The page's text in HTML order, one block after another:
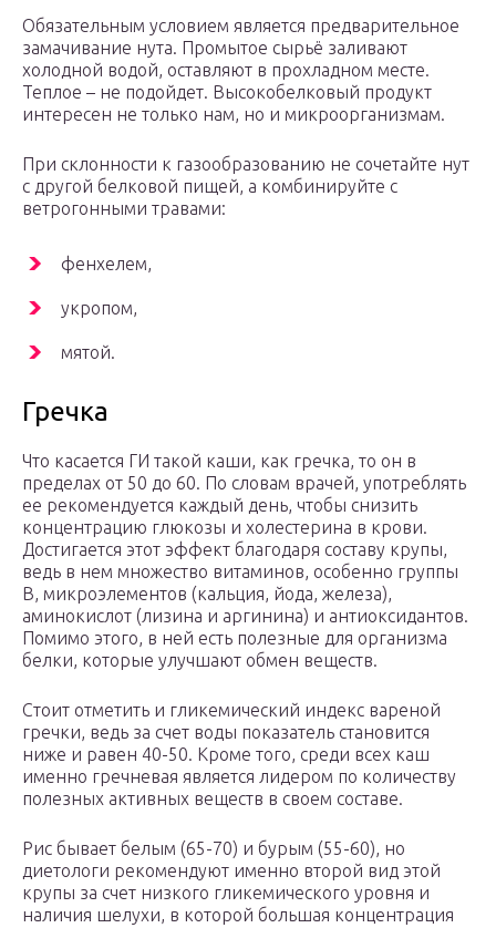
Обязательным условием является предварительное
замачивание нута. Промытое сырьё заливают
холодной водой, оставляют в прохладном месте.
Теплое – не подойдет. Высокобелковый продукт
интересен не только нам, но и микроорганизмам.
При склонности к газообразованию не сочетайте нут
с другой белковой пищей, а комбинируйте с
ветрогонными травами:
фенхелем,
укропом,
мятой.
Гречка
Что касается ГИ такой каши, как гречка, то он в
пределах от 50 до 60. По словам врачей, употреблять
ее рекомендуется каждый день, чтобы снизить
концентрацию глюкозы и холестерина в крови.
Достигается этот эффект благодаря составу крупы,
ведь в нем множество витаминов, особенно группы
В, микроэлементов (кальция, йода, железа),
аминокислот (лизина и аргинина) и антиоксидантов.
Помимо этого, в ней есть полезные для организма
белки, которые улучшают обмен веществ.
Стоит отметить и гликемический индекс вареной
гречки, ведь за счет воды показатель становится
ниже и равен 40-50. Кроме того, среди всех каш
именно гречневая является лидером по количеству
полезных активных веществ в своем составе.
Рис бывает белым (65-70) и бурым (55-60), но
диетологи рекомендуют именно второй вид этой
крупы за счет низкого гликемического уровня и
наличия шелухи, в которой большая концентрация